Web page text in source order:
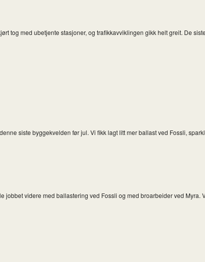
tog med ubetjente stasjoner, og trafikkavviklingen gikk helt greit. De
siste byggekvelden før jul. Vi fikk lagt litt mer ballast ved Fossli,
jobbet videre med ballastering ved Fossli og med broarbeider ved